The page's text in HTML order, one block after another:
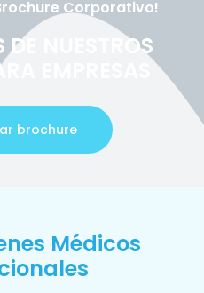
Corporativo!
NUESTROS
EMPRESAS
brochure
Médicos